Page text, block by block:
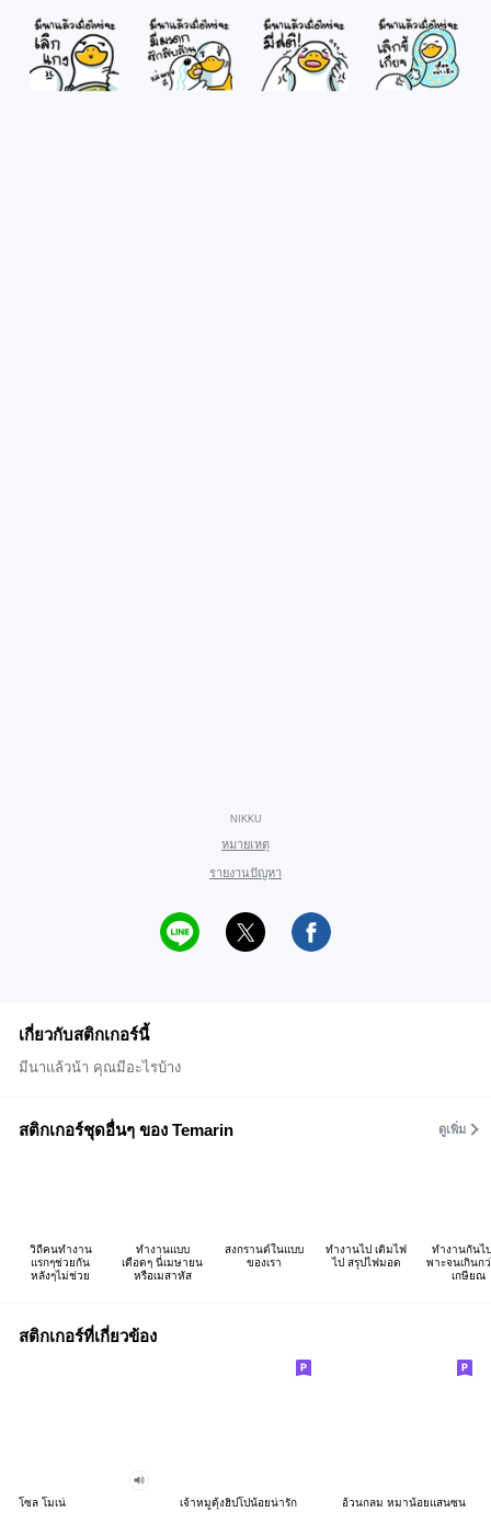
NIKKU
หมายเหตุ
รายงานปัญหา
เกี่ยวกับสติกเกอร์นี้
มีนาแล้วน้า คุณมีอะไรบ้าง
สติกเกอร์ชุดอื่นๆ ของ Temarin ดูเพิ่ม
วิถีคนทำงาน
แรกๆช่วยกัน
หลังๆไม่ช่วย
ทำงานแบบ
เดือดๆ นี่เมษายน
หรือเมสาหัส
สงกรานต์ในแบบ
ของเรา
ทำงานไป เติมไฟ
ไป สรุปไฟมอด
ทำงานกันไป
พาะจนเกินก
เกษียณ
สติกเกอร์ที่เกี่ยวข้อง
โซล โมเน่ เจ้าหมูดุ้งฮิปโปน้อยน่ารัก อ้วนกลม หมาน้อยแสนซน